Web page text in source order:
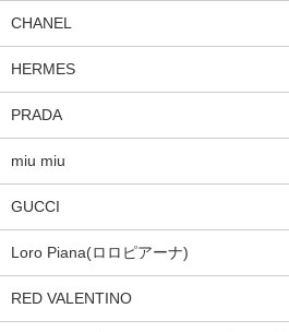
CHANEL
HERMES
PRADA
miu miu
GUCCI
Loro Piana(ロロピアーナ)
RED VALENTINO